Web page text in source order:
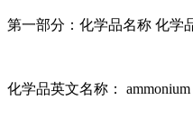
第一部分：化学品名称 化学
化学品英文名称： ammonium